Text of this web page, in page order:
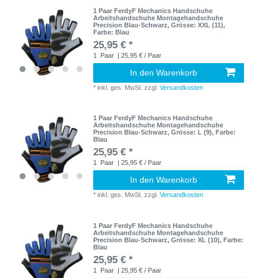
1 Paar FerdyF Mechanics Handschuhe
Arbeitshandschuhe Montagehandschuhe
Precision Blau-Schwarz, Grösse: XXL (11),
Farbe: Blau
25,95 € *
1 Paar | 25,95 € / Paar
In den Warenkorb
*inkl. ges. MwSt. zzgl.Versandkosten
1 Paar FerdyF Mechanics Handschuhe
Arbeitshandschuhe Montagehandschuhe
Precision Blau-Schwarz, Grösse: L (9), Farbe:
Blau
25,95 € *
1 Paar | 25,95 € / Paar
In den Warenkorb
*inkl. ges. MwSt. zzgl.Versandkosten
1 Paar FerdyF Mechanics Handschuhe
Arbeitshandschuhe Montagehandschuhe
Precision Blau-Schwarz, Grösse: XL (10), Farbe:
Blau
25,95 € *
1 Paar | 25,95 € / Paar